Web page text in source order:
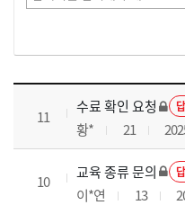
재무결산실무 과정 목록 으로 번호, 제목, 작성자, 조회수, 등록 일로 나열 되고 있습니다.
11
수료 확인 요청
황* 21
10
교육 종류 문의
이*연 13